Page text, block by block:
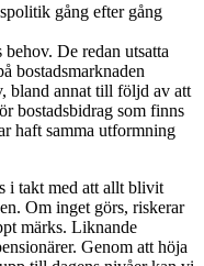
gång efter gång
De redan utsatta
bostadsmarknaden
bland annat till följd av att
bostadsbidrag som finns
haft samma utformning
i takt med att allt blivit
Om inget görs, riskerar
märks. Liknande
Genom att höja